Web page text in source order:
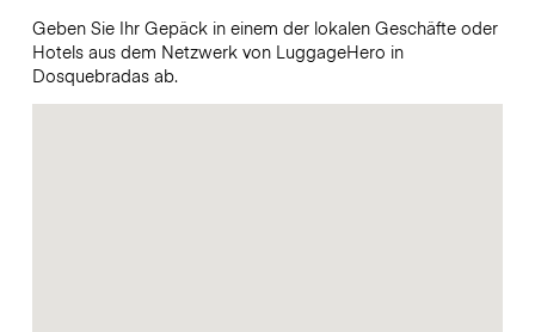
Geben Sie Ihr Gepäck in einem der lokalen Geschäfte oder
Hotels aus dem Netzwerk von LuggageHero in
Dosquebradas ab.